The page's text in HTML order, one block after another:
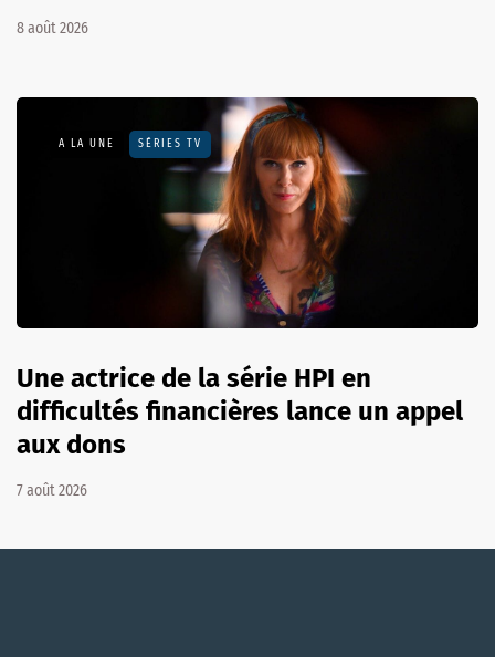
8 août 2026
A LA UNE SÉRIES TV
Une actrice de la série HPI en
difficultés financières lance un appel
aux dons
7 août 2026